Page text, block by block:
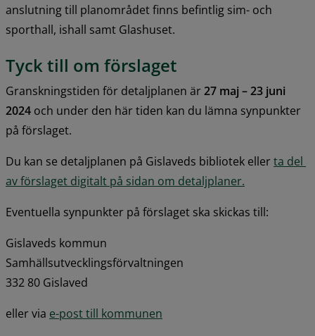
anslutning till planområdet finns befintlig sim- och
sporthall, ishall samt Glashuset.
Tyck till om förslaget
Granskningstiden för detaljplanen är 27 maj – 23 juni
2024 och under den här tiden kan du lämna synpunkter
på förslaget.
Du kan se detaljplanen på Gislaveds bibliotek eller ta del
av förslaget digitalt på sidan om detaljplaner.
Eventuella synpunkter på förslaget ska skickas till:
Gislaveds kommun
Samhällsutvecklingsförvaltningen
332 80 Gislaved
eller via e-post till kommunen